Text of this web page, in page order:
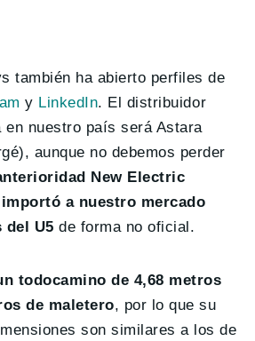
también ha abierto perfiles de
y LinkedIn. El distribuidor
nuestro país será Astara
aunque no debemos perder
New Electric
a nuestro mercado
del U5 de forma no oficial.
todocamino de 4,68 metros
de maletero, por lo que su
son similares a los de